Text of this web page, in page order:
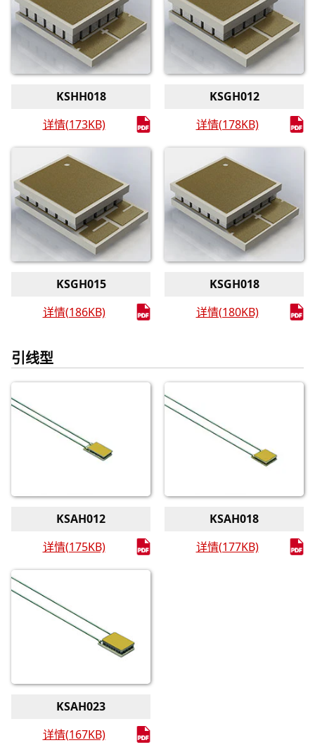
KSHH018
详情(173KB)
KSGH012
详情(178KB)
KSGH015
详情(186KB)
KSGH018
详情(180KB)
引线型
KSAH012
详情(175KB)
KSAH018
详情(177KB)
KSAH023
详情(167KB)